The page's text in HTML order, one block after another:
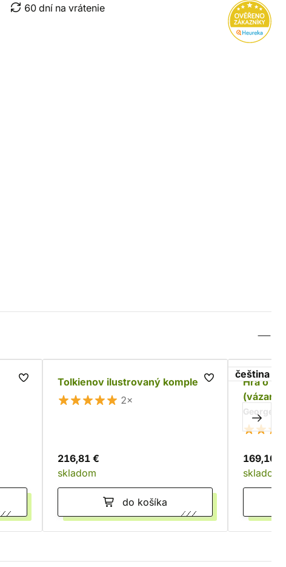
60 dní na vrátenie
Tolkienov ilustrovaný komplet
2×
216,81 €
skladom
do košíka
čeština
Hra o
(vázané)
George
169,10 €
skladom